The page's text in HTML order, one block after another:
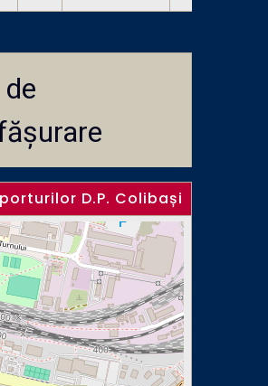
D.P. Colibași